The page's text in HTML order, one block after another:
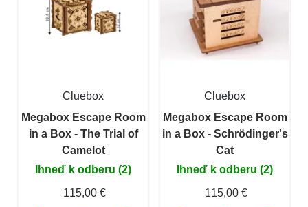
Cluebox
Megabox Escape Room
in a Box - The Trial of
Camelot
Ihneď k odberu (2)
115,00 €
Cluebox
Megabox Escape Room
in a Box - Schrödinger's
Cat
Ihneď k odberu (2)
115,00 €